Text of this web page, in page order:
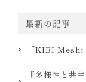
最新の記事
「KIBI Meshi
『多様性と共